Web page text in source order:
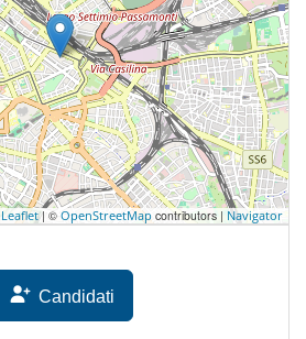
Leaflet | © OpenStreetMap contributors | Navigator
Candidati